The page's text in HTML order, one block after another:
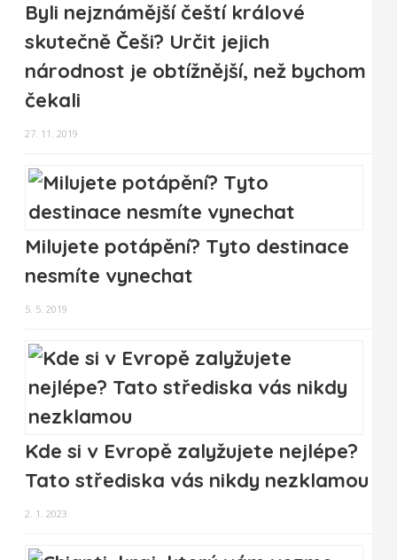
Byli nejznámější čeští králové
skutečně Češi? Určit jejich
národnost je obtížnější, než bychom
čekali
27. 11. 2019
Milujete potápění? Tyto destinace
nesmíte vynechat
5. 5. 2019
Kde si v Evropě zalyžujete nejlépe?
Tato střediska vás nikdy nezklamou
2. 1. 2023